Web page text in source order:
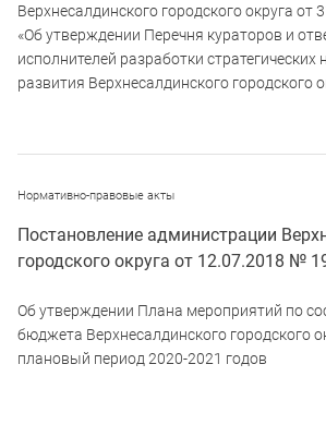
Верхнесалдинского городского округа
«Об утверждении Перечня кураторов и
исполнителей разработки стратегических
развития Верхнесалдинского городского
Нормативно-правовые акты
Постановление администрации
городского округа от 12.07.2018 №
Об утверждении Плана мероприятий по
бюджета Верхнесалдинского городского
плановый период 2020-2021 годов